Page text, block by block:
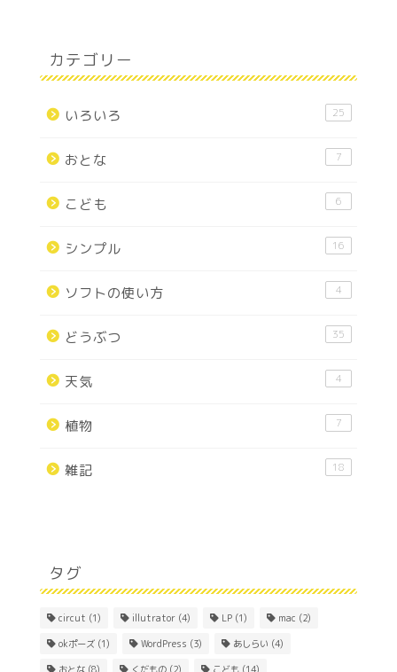
カテゴリー
いろいろ 25
おとな 7
こども 6
シンプル 16
ソフトの使い方 4
どうぶつ 35
天気 4
植物 7
雑記 18
タグ
circut (1) illutrator (4) LP (1) mac (2)
okポーズ (1) WordPress (3) あしらい (4)